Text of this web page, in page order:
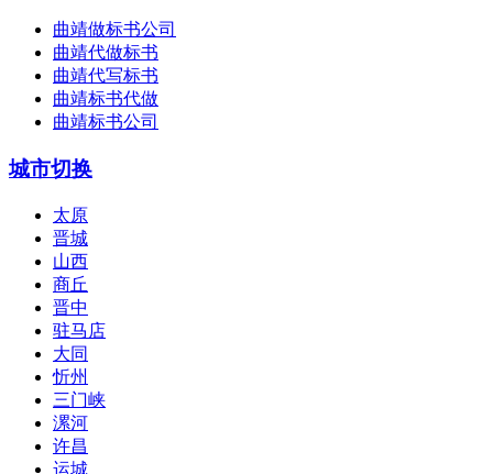
曲靖做标书公司
曲靖代做标书
曲靖代写标书
曲靖标书代做
曲靖标书公司
城市切换
太原
晋城
山西
商丘
晋中
驻马店
大同
忻州
三门峡
漯河
许昌
运城